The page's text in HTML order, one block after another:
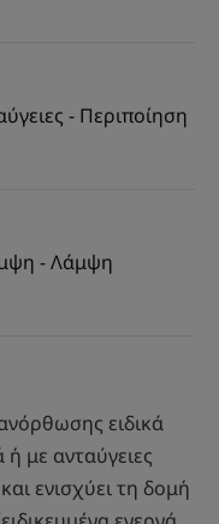
- Περιποίηση
- Λάμψη
ειδικά
με ανταύγειες
ενισχύει τη δομή